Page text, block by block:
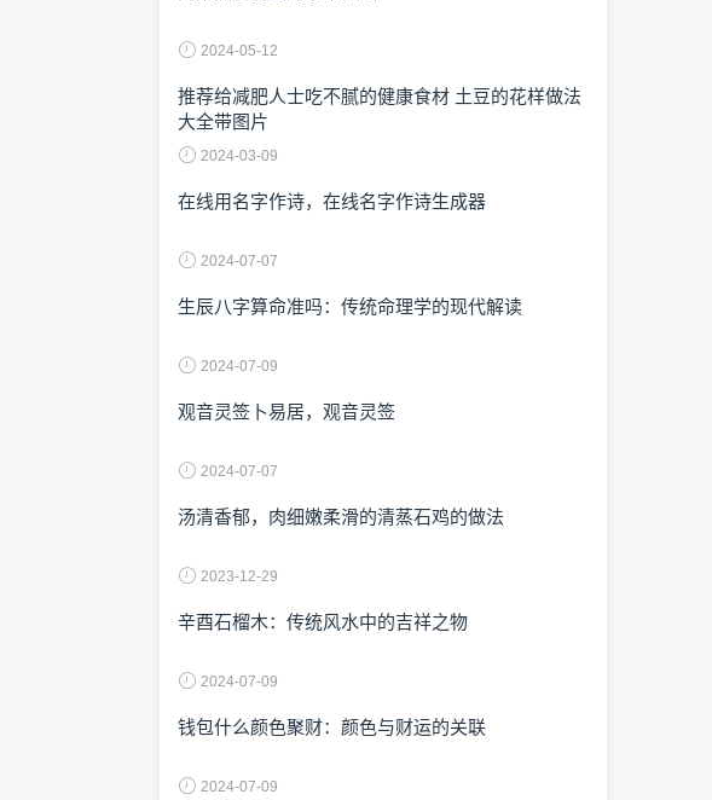
2024-05-12
推荐给减肥人士吃不腻的健康食材 土豆的花样做法
大全带图片
2024-03-09
在线用名字作诗，在线名字作诗生成器
2024-07-07
生辰八字算命准吗：传统命理学的现代解读
2024-07-09
观音灵签卜易居，观音灵签
2024-07-07
汤清香郁，肉细嫩柔滑的清蒸石鸡的做法
2023-12-29
辛酉石榴木：传统风水中的吉祥之物
2024-07-09
钱包什么颜色聚财：颜色与财运的关联
2024-07-09